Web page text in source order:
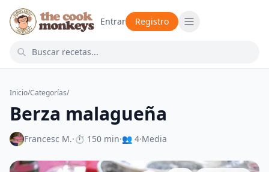
Entrar Registro
Inicio/Categorías/
Berza malagueña
Francesc M.·⏱ 150 min·👥 4·Media